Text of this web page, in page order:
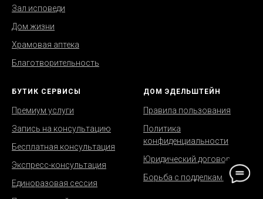
Зал исповеди
Дом жизни
Храмовая аптека
Благотворительность
БУТИК СЕРВИСЫ
Премиум услуги
Запись на консультацию
Бесплатная консультация
Экспресс-консультация
Единоразовая сессия
ДОМ ЭДЕЛЬШТЕЙН
Правила пользования
Политика
конфиденциальности
Юридический договор
Борьба с подделками